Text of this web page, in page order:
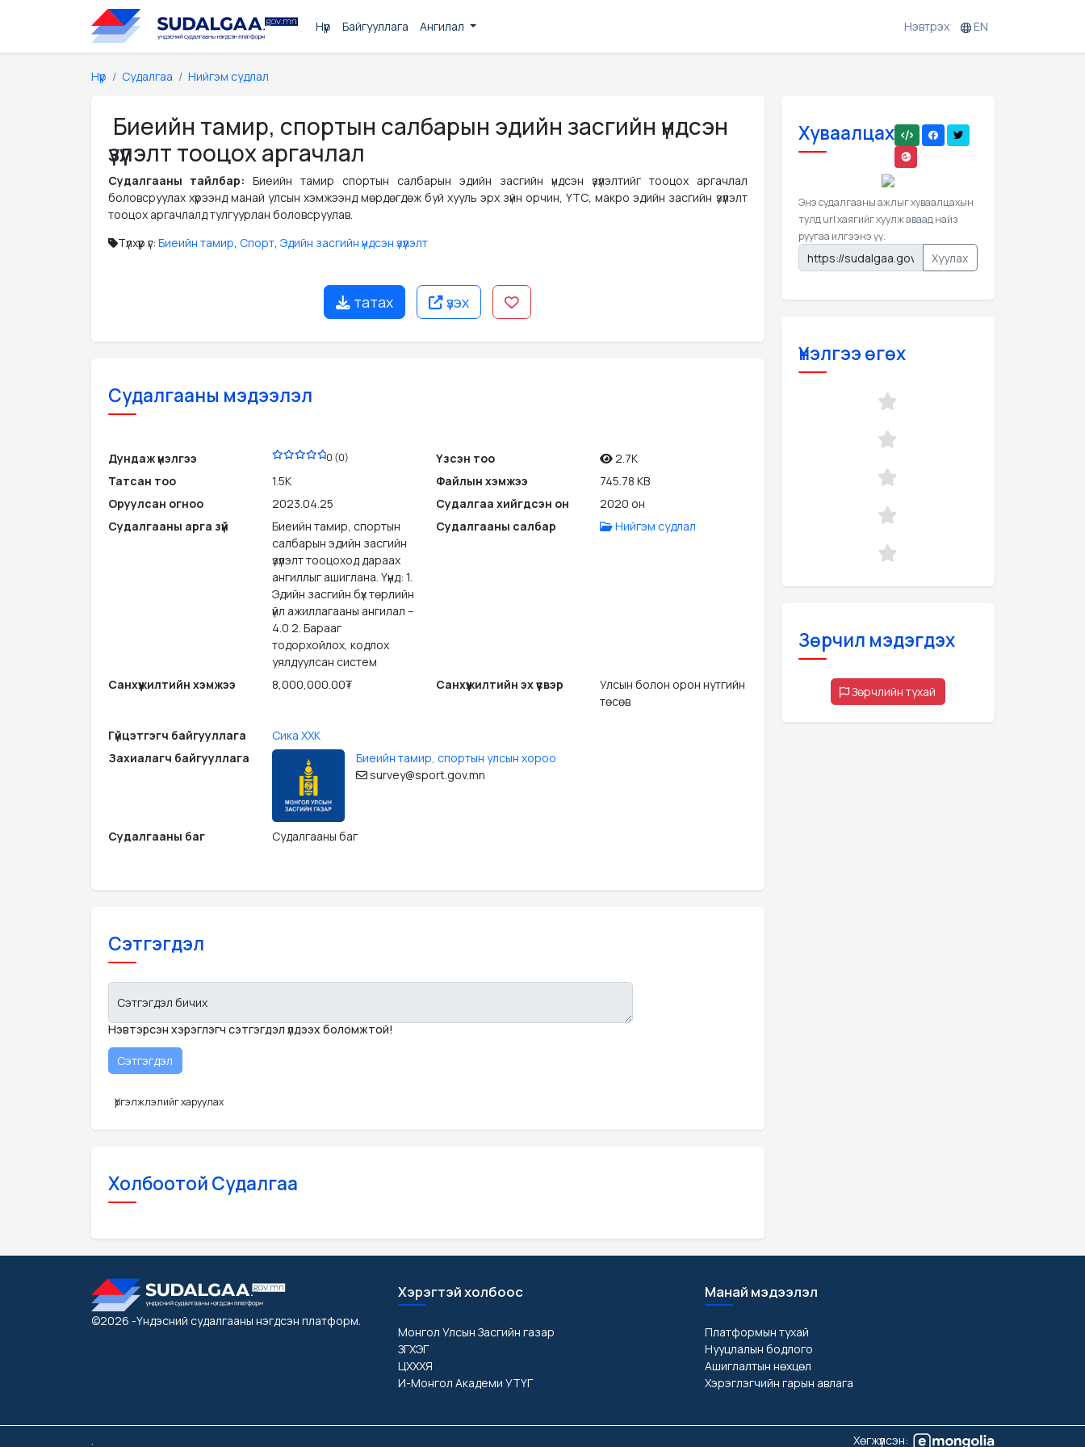
Нүүр Байгууллага Ангилал Нэвтрэх EN
Нүүр Судалгаа Нийгэм судлал
Биеийн тамир, спортын салбарын эдийн засгийн үндсэн
үзүүлэлт тооцох аргачлал
Судалгааны тайлбар:Биеийн тамир спортын салбарын эдийн засгийн үндсэн үзүүлэлтийг тооцох аргачлал
боловсруулах хүрээнд манай улсын хэмжээнд мөрдөгдөж буй хууль эрх зүйн орчин, ҮТС, макро эдийн засгийн үзүүлэлт
тооцох аргачлалд тулгуурлан боловсруулав.
Түлхүүр үг: Биеийн тамир, Спорт, Эдийн засгийн үндсэн үзүүлэлт
татах үзэх
Судалгааны мэдээлэл
Дундаж үнэлгээ 0 (0) Үзсэн тоо
2.7K
Татсан тоо
1.5K Файлын хэмжээ
745.78 KB
Оруулсан огноо
2023.04.25 Судалгаа хийгдсэн он
2020 он
Судалгааны арга зүй
Биеийн тамир, спортын
салбарын эдийн засгийн
үзүүлэлт тооцоход дараах
ангиллыг ашиглана. Үүнд: 1.
Эдийн засгийн бүх төрлийн
үйл ажиллагааны ангилал –
4.0 2. Барааг
тодорхойлох, кодлох
уялдуулсан систем
Судалгааны салбар Нийгэм судлал
Санхүүжилтийн хэмжээ 8,000,000.00₮ Санхүүжилтийн эх үүсвэр
Улсын болон орон нутгийн
төсөв
Гүйцэтгэгч байгууллага
Сика ХХК
Захиалагч байгууллага
Биеийн тамир, спортын улсын хороо
survey@sport.gov.mn
Судалгааны баг Судалгааны баг
Сэтгэгдэл
Сэтгэгдэл бичих
Нэвтэрсэн хэрэглэгч сэтгэгдэл үлдээх боломжтой!
Үргэлжлэлийг харуулах
Холбоотой Судалгаа
Хуваалцах
Энэ судалгааны ажлыг хуваалцахын
тулд url хаягийг хуулж аваад найз
руугаа илгээнэ үү.
Хуулах
Үнэлгээ өгөх
Зөрчил мэдэгдэх
Зөрчлийн тухай
©2026 -Үндэсний судалгааны нэгдсэн платформ
Хэрэгтэй холбоос
Монгол Улсын Засгийн газар
ЗГХЭГ
ЦХХХЯ
И-Монгол Академи УТҮГ
Манай мэдээлэл
Платформын тухай
Нууцлалын бодлого
Ашиглалтын нөхцөл
Хэрэглэгчийн гарын авлага
. Хөгжүүлсэн: